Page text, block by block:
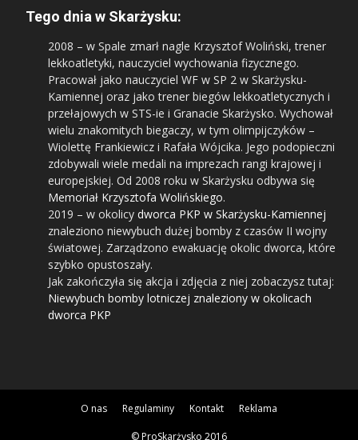
Tego dnia w Skarżysku:
2008 – w Spale zmarł nagle Krzysztof Woliński, trener
lekkoatletyki, nauczyciel wychowania fizycznego.
Pracował jako nauczyciel WF w SP 2 w Skarżysku-
Kamiennej oraz jako trener biegów lekkoatletycznych i
przełajowych w STS-ie i Granacie Skarżysko. Wychował
wielu znakomitych biegaczy, w tym olimpijczyków –
Wiolettę Frankiewicz i Rafała Wójcika. Jego podopieczni
zdobywali wiele medali na imprezach rangi krajowej i
europejskiej. Od 2008 roku w Skarżysku odbywa się
Memoriał Krzysztofa Wolińskiego.
2019 – w okolicy dworca PKP w Skarżysku-Kamiennej
znaleziono niewybuch dużej bomby z czasów II wojny
światowej. Zarządzono ewakuację okolic dworca, które
szybko opustoszały.
Jak zakończyła się akcja i zdjęcia z niej zobaczysz tutaj:
Niewybuch bomby lotniczej znaleziony w okolicach
dworca PKP
O nas Regulaminy Kontakt Reklama
© ProSkarżysko 2016